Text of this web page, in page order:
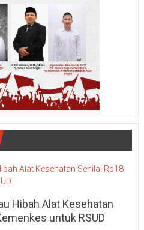
Hibah Alat Kesehatan
untuk RSUD